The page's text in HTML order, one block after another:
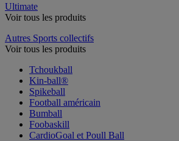
Ultimate
Voir tous les produits
Autres Sports collectifs
Voir tous les produits
Tchoukball
Kin-ball®
Spikeball
Football américain
Bumball
Foobaskill
CardioGoal et Poull Ball